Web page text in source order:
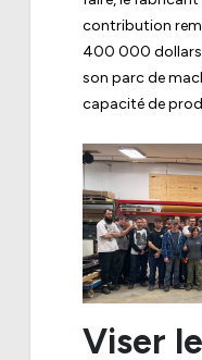
contribution
400 000 dollars
son parc de
capacité de
Viser